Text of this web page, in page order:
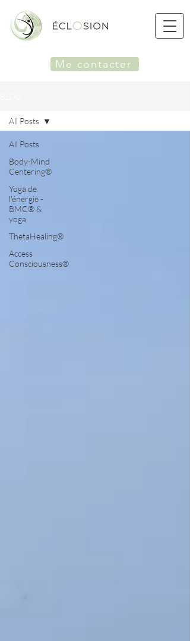
Me contacter
All Posts
Body-Mind
Centering®
Yoga de
l'énergie -
BMC® &
yoga
ThetaHealing®
Access
Consciousness®
All Posts